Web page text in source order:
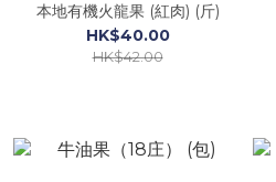
本地有機火龍果 (紅肉) (斤)
HK$40.00
HK$42.00